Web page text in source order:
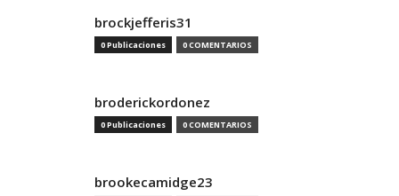
brockjefferis31
0 Publicaciones 0 COMENTARIOS
broderickordonez
0 Publicaciones 0 COMENTARIOS
brookecamidge23